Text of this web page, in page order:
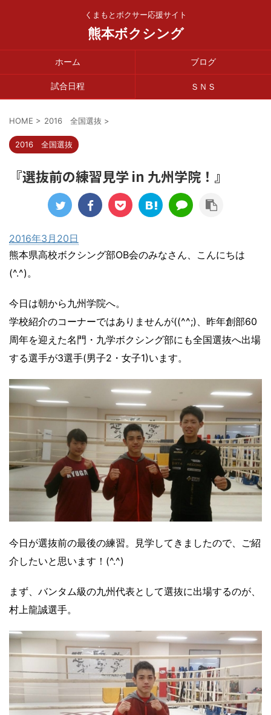
くまもとボクサー応援サイト
熊本ボクシング
ホーム ブログ
試合日程 ＳＮＳ
HOME > 2016 全国選抜 >
2016 全国選抜
『選抜前の練習見学 in 九州学院！』
2016年3月20日
熊本県高校ボクシング部OB会のみなさん、こんにちは
(^.^)。
今日は朝から九州学院へ。
学校紹介のコーナーではありませんが((^^;)、昨年創部60
周年を迎えた名門・九学ボクシング部にも全国選抜へ出場
する選手が3選手(男子2・女子1)います。
今日が選抜前の最後の練習。見学してきましたので、ご紹
介したいと思います！(^.^)
まず、バンタム級の九州代表として選抜に出場するのが、
村上龍誠選手。